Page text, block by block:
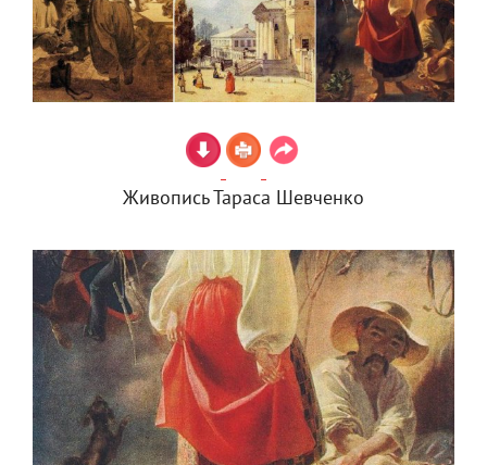
Живопись Тараса Шевченко